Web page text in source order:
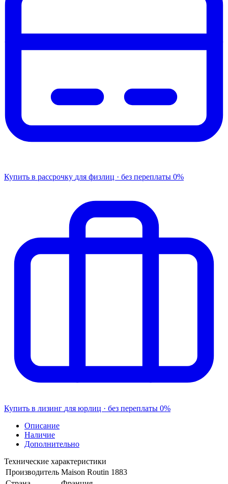
Купить в рассрочку для физлиц · без переплаты 0%
Купить в лизинг для юрлиц · без переплаты 0%
Описание
Наличие
Дополнительно
Технические характеристики
Производитель Maison Routin 1883